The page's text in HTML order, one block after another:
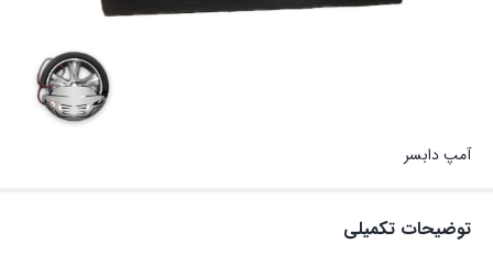
آمپ دابسر
توضیحات تکمیلی